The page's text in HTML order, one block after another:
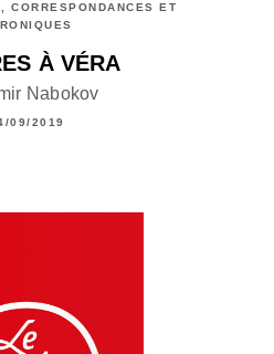
CORRESPONDANCES ET
À VÉRA
Nabokov
09/2019